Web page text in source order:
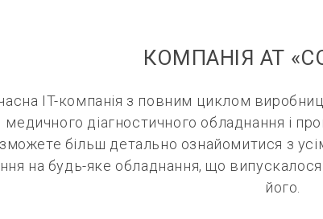
КОМПАНІЯ АТ
IT-компанія з повним циклом
медичного діагностичного обладнання і
більш детально ознайомитися з
на будь-яке обладнання, що
його.